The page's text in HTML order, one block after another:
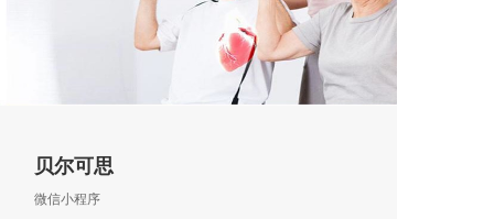
贝尔可思
微信小程序